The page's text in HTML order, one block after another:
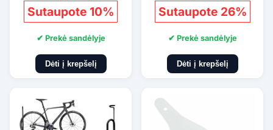
Sutaupote 10%
✔ Prekė sandėlyje
Dėti į krepšelį
Sutaupote 26%
✔ Prekė sandėlyje
Dėti į krepšelį